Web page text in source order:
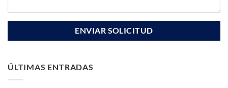
ÚLTIMAS ENTRADAS